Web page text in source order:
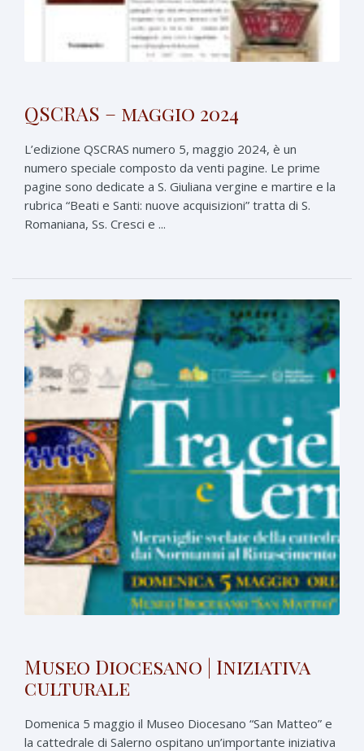
QSCRAS – maggio 2024
L’edizione QSCRAS numero 5, maggio 2024, è un
numero speciale composto da venti pagine. Le prime
pagine sono dedicate a S. Giuliana vergine e martire e la
rubrica “Beati e Santi: nuove acquisizioni” tratta di S.
Romaniana, Ss. Cresci e ...
Museo Diocesano | Iniziativa
culturale
Domenica 5 maggio il Museo Diocesano “San Matteo” e
la cattedrale di Salerno ospitano un’importante iniziativa